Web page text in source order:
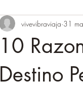
10
Destino
vivevibraviaja 31